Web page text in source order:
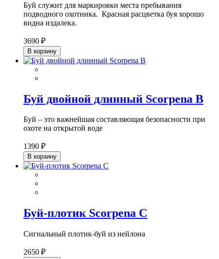
Буй служит для маркировки места пребывания
подводного охотника. Красная расцветка буя хорошо
видна издалека.
3690 ₽
В корзину
Буй двойной длинный Scorpena B
Буй – это важнейшая составляющая безопасности при
охоте на открытой воде
1390 ₽
В корзину
Буй-плотик Scorpena C
Сигнальный плотик-буй из нейлона
2650 ₽